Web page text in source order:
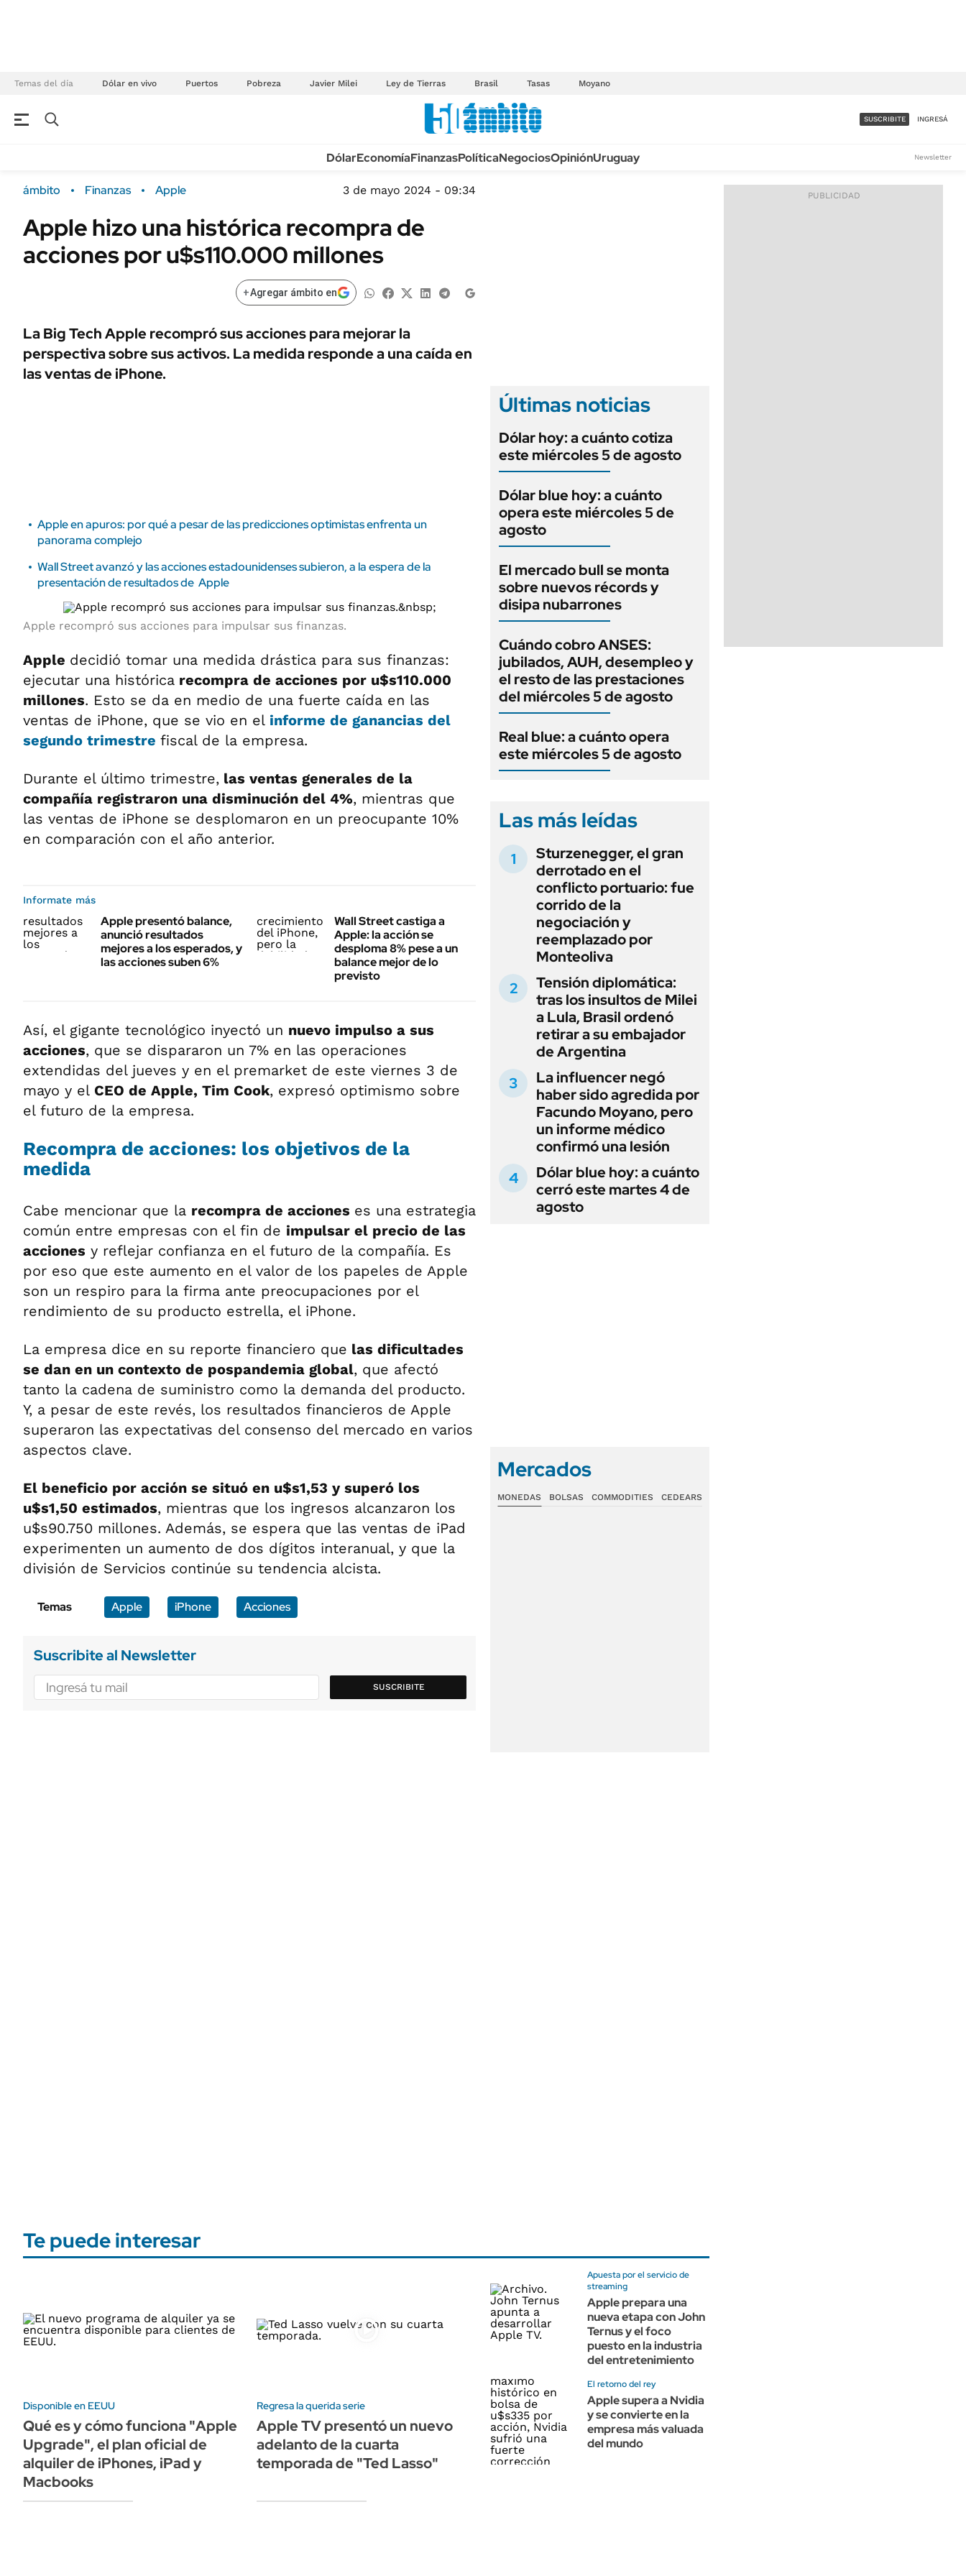
Temas del día Dólar en vivo Puertos Pobreza Javier Milei Ley de Tierras Brasil Tasas Moyano
Campo
FINANZAS
ÁMBITO DEBATE
MEDIAKIT AMBITO DEBATE
Sustentabilidad
Seguros
POLÍTICA
TECNOLOGÍA
MÉXICO
MUNDO
INFORMACIÓN GENERAL
LIFESTYLE
AUTOS
ACCESO FULL - $1.800/MES
SUSCRIBITE INGRESÁ
DólarEconomíaFinanzasPolíticaNegociosOpiniónUruguay Newsletter
ámbito Finanzas Apple 3 de mayo 2024 - 09:34
Apple hizo una histórica recompra de
acciones por u$s110.000 millones
+Agregar ámbito en
La Big Tech Apple recompró sus acciones para mejorar la
perspectiva sobre sus activos. La medida responde a una caída en
las ventas de iPhone.
Apple en apuros: por qué a pesar de las predicciones optimistas enfrenta un
panorama complejo
Wall Street avanzó y las acciones estadounidenses subieron, a la espera de la
presentación de resultados de Apple
Apple recompró sus acciones para impulsar sus finanzas.
Apple decidió tomar una medida drástica para sus finanzas:
ejecutar una histórica recompra de acciones por u$s110.000
millones. Esto se da en medio de una fuerte caída en las
ventas de iPhone, que se vio en el informe de ganancias del
segundo trimestre fiscal de la empresa.
Durante el último trimestre, las ventas generales de la
compañía registraron una disminución del 4%, mientras que
las ventas de iPhone se desplomaron en un preocupante 10%
en comparación con el año anterior.
Informate más
Apple presentó balance,
anunció resultados
mejores a los esperados, y
las acciones suben 6%
Wall Street castiga a
Apple: la acción se
desploma 8% pese a un
balance mejor de lo
previsto
Así, el gigante tecnológico inyectó un nuevo impulso a sus
acciones, que se dispararon un 7% en las operaciones
extendidas del jueves y en el premarket de este viernes 3 de
mayo y el CEO de Apple, Tim Cook, expresó optimismo sobre
el futuro de la empresa.
Recompra de acciones: los objetivos de la
medida
Cabe mencionar que la recompra de acciones es una estrategia
común entre empresas con el fin de impulsar el precio de las
acciones y reflejar confianza en el futuro de la compañía. Es
por eso que este aumento en el valor de los papeles de Apple
son un respiro para la firma ante preocupaciones por el
rendimiento de su producto estrella, el iPhone.
La empresa dice en su reporte financiero que las dificultades
se dan en un contexto de pospandemia global, que afectó
tanto la cadena de suministro como la demanda del producto.
Y, a pesar de este revés, los resultados financieros de Apple
superaron las expectativas del consenso del mercado en varios
aspectos clave.
El beneficio por acción se situó en u$s1,53 y superó los
u$s1,50 estimados, mientras que los ingresos alcanzaron los
u$s90.750 millones. Además, se espera que las ventas de iPad
experimenten un aumento de dos dígitos interanual, y que la
división de Servicios continúe su tendencia alcista.
Temas Apple iPhone Acciones
Suscribite al Newsletter
SUSCRIBITE
Últimas noticias
Dólar hoy: a cuánto cotiza
este miércoles 5 de agosto
Dólar blue hoy: a cuánto
opera este miércoles 5 de
agosto
El mercado bull se monta
sobre nuevos récords y
disipa nubarrones
Cuándo cobro ANSES:
jubilados, AUH, desempleo y
el resto de las prestaciones
del miércoles 5 de agosto
Real blue: a cuánto opera
este miércoles 5 de agosto
Las más leídas
Sturzenegger, el gran
derrotado en el
conflicto portuario: fue
corrido de la
negociación y
reemplazado por
Monteoliva
Tensión diplomática:
tras los insultos de Milei
a Lula, Brasil ordenó
retirar a su embajador
de Argentina
La influencer negó
haber sido agredida por
Facundo Moyano, pero
un informe médico
confirmó una lesión
Dólar blue hoy: a cuánto
cerró este martes 4 de
agosto
Mercados
MONEDAS BOLSAS COMMODITIES CEDEARS
Te puede interesar
Disponible en EEUU
Qué es y cómo funciona "Apple
Upgrade", el plan oficial de
alquiler de iPhones, iPad y
Macbooks
Regresa la querida serie
Apple TV presentó un nuevo
adelanto de la cuarta
temporada de "Ted Lasso"
Apuesta por el servicio de
streaming
Apple prepara una
nueva etapa con John
Ternus y el foco
puesto en la industria
del entretenimiento
El retorno del rey
Apple supera a Nvidia
y se convierte en la
empresa más valuada
del mundo